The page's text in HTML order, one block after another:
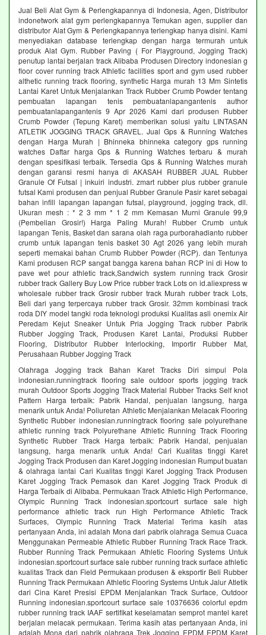
Jual Beli Alat Gym & Perlengkapannya di Indonesia, Agen, Distributor
indonetwork alat gym perlengkapannya Temukan agen, supplier dan
distributor Alat Gym & Perlengkapannya terlengkap hanya disini. Kami
menyediakan database terlengkap dengan harga termurah untuk
produk Alat Gym. Rubber Paving ( For Playground, Jogging Track)
penutup lantai berjalan track Alibaba Produsen Directory indonesian g
floor cover running track Athletic facilities sport and gym used rubber
althetic running track flooring, synthetic Harga murah 13 Mm Sintetis
Lantai Karet Untuk Menjalankan Track Rubber Crumb Powder tentang
pembuatan lapangan tenis pembuatanlapangantenis author
pembuatanlapangantenis 9 Apr 2026 Kami dari produsen Rubber
Crumb Powder (Tepung Karet) memberikan solusi yaitu LINTASAN
ATLETIK JOGGING TRACK GRAVEL. Jual Gps & Running Watches
dengan Harga Murah | Bhinneka bhinneka category gps running
watches Daftar harga Gps & Running Watches terbaru & murah
dengan spesifikasi terbaik. Tersedia Gps & Running Watches murah
dengan garansi resmi hanya di AKASAH RUBBER JUAL Rubber
Granule Of Futsal | inkuiri industri. zmart rubber plus rubber granule
futsal Kami produsen dan penjual Rubber Granule Pasir karet sebagai
bahan infill lapangan lapangan futsal, playground, jogging track, dll.
Ukuran mesh : * 2 3 mm * 1 2 mm Kemasan Murni Granule 99,9
(Pembelian Grosir!) Harga Paling Murah! Rubber Crumb untuk
lapangan Tenis, Basket dan sarana olah raga purborahadianto rubber
crumb untuk lapangan tenis basket 30 Agt 2026 yang lebih murah
seperti memakai bahan Crumb Rubber Powder (RCP). dan Tentunya
Kami produsen RCP sangat bangga karena bahan RCP ini di How to
pave wet pour athletic track,Sandwich system running track Grosir
rubber track Gallery Buy Low Price rubber track Lots on id.aliexpress w
wholesale rubber track Grosir rubber track Murah rubber track Lots,
Beli dari yang terpercaya rubber track Grosir. 32mm kombinasi track
roda DIY model tangki roda teknologi produksi Kualitas asli onemix Air
Peredam Kejut Sneaker Untuk Pria Jogging Track rubber Pabrik
Rubber Jogging Track, Produsen Karet Lantai, Produksi Rubber
Flooring, Distributor Rubber Interlocking, Importir Rubber Mat,
Perusahaan Rubber Jogging Track
Olahraga Jogging track Bahan Karet Tracks Diri simpul Pola
indonesian.runningtrack flooring sale outdoor sports jogging track
murah Outdoor Sports Jogging Track Material Rubber Tracks Self knot
Pattern Harga terbaik: Pabrik Handal, penjualan langsung, harga
menarik untuk Anda! Poliuretan Athletic Menjalankan Melacak Flooring
Synthetic Rubber indonesian.runningtrack flooring sale polyurethane
athletic running track Polyurethane Athletic Running Track Flooring
Synthetic Rubber Track Harga terbaik: Pabrik Handal, penjualan
langsung, harga menarik untuk Anda! Cari Kualitas tinggi Karet
Jogging Track Produsen dan Karet Jogging indonesian Rumput buatan
& olahraga lantai Cari Kualitas tinggi Karet Jogging Track Produsen
Karet Jogging Track Pemasok dan Karet Jogging Track Produk di
Harga Terbaik di Alibaba. Permukaan Track Athletic High Performance,
Olympic Running Track indonesian.sportcourt surface sale high
performance athletic track run High Performance Athletic Track
Surfaces, Olympic Running Track Material Terima kasih atas
pertanyaan Anda, ini adalah Mona dari pabrik olahraga Semua Cuaca
Menggunakan Permeable Athletic Rubber Running Track Race Track.
Rubber Running Track Permukaan Athletic Flooring Systems Untuk
indonesian.sportcourt surface sale rubber running track surface athletic
kualitas Track dan Field Permukaan produsen & eksportir Beli Rubber
Running Track Permukaan Athletic Flooring Systems Untuk Jalur Atletik
dari Cina Karet Presisi EPDM Menjalankan Track Surface, Outdoor
Running indonesian.sportcourt surface sale 10376636 colorful epdm
rubber running track IAAF sertifikat keselamatan semprot mantel karet
berjalan melacak permukaan. Terima kasih atas pertanyaan Anda, ini
adalah Mona dari pabrik olahraga Trek Jogging EPDM EPDM Karet